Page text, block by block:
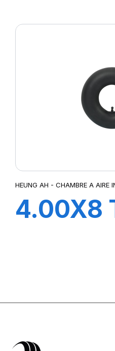
HEUNG AH - CHAMBRE A AIRE
4.00X8